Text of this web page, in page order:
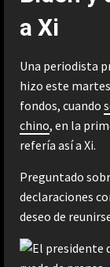
a Xi
Una periodista
hizo este
fondos, cuando
chino, en la
refería así a Xi.
Preguntado
declaraciones
deseo de